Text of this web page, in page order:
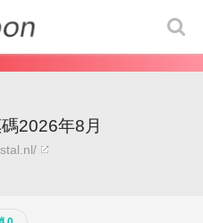
2026年8月